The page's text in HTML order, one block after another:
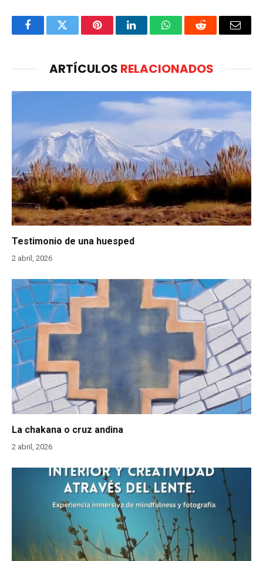
FacebookTwitter PinterestLinkedInWhatsAppReddit Email
ARTÍCULOS RELACIONADOS
Testimonio de una huesped
2 abril, 2026
La chakana o cruz andina
2 abril, 2026